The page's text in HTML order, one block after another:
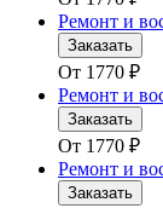
Ремонт и
Заказать
От 1770 ₽
Ремонт и
Заказать
От 1770 ₽
Ремонт и
Заказать